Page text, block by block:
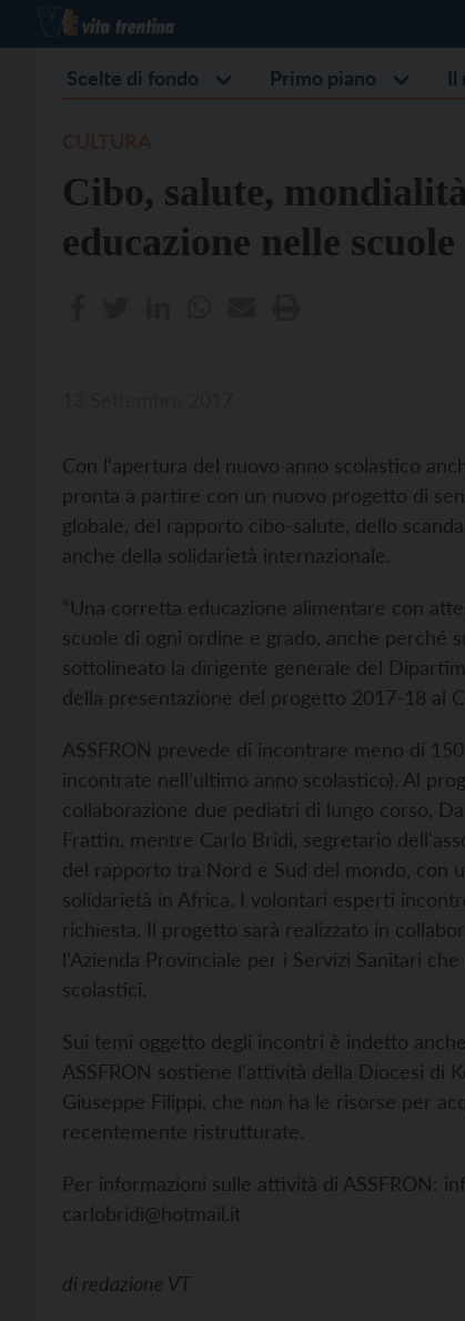
Scelte di fondo Primo piano Il
Cibo, salute,
educazione nelle scuole
Con l’apertura del nuovo anno scolastico
pronta a partire con un nuovo progetto di
globale, del rapporto cibo-salute, dello
anche della solidarietà internazionale.
“Una corretta educazione alimentare con
scuole di ogni ordine e grado, anche perché
sottolineato la dirigente generale del
della presentazione del progetto 2017-18 al
ASSFRON prevede di incontrare meno di
incontrate nell’ultimo anno scolastico). Al
collaborazione due pediatri di lungo corso,
Frattin, mentre Carlo Bridi, segretario
del rapporto tra Nord e Sud del mondo, con
solidarietà in Africa. I volontari esperti
richiesta. Il progetto sarà realizzato in
l’Azienda Provinciale per i Servizi Sanitari
scolastici.
Sui temi oggetto degli incontri è indetto
ASSFRON sostiene l'attività della Diocesi di
Giuseppe Filippi, che non ha le risorse per
recentemente ristrutturate.
Per informazioni sulle attività di ASSFRON:
carlobridi@hotmail.it
di redazione VT